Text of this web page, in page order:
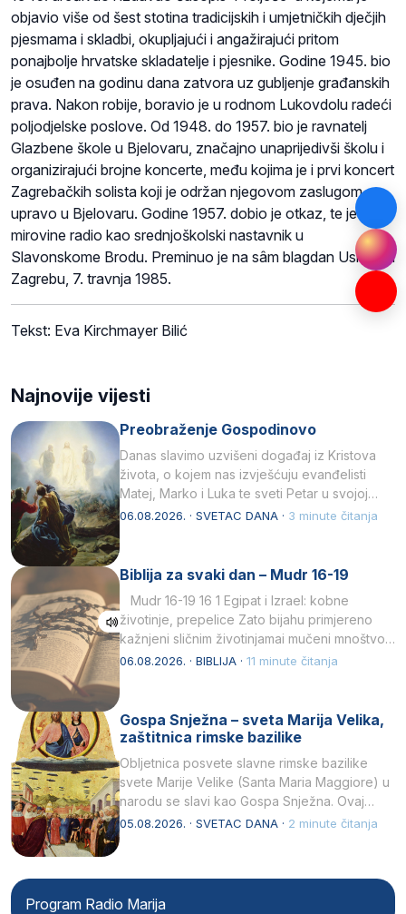
objavio više od šest stotina tradicijskih i umjetničkih dječjih
pjesmama i skladbi, okupljajući i angažirajući pritom
ponajbolje hrvatske skladatelje i pjesnike. Godine 1945. bio
je osuđen na godinu dana zatvora uz gubljenje građanskih
prava. Nakon robije, boravio je u rodnom Lukovdolu radeći
poljodjelske poslove. Od 1948. do 1957. bio je ravnatelj
Glazbene škole u Bjelovaru, značajno unaprijedivši školu i
organizirajući brojne koncerte, među kojima je i prvi koncert
Zagrebačkih solista koji je održan njegovom zaslugom,
upravo u Bjelovaru. Godine 1957. dobio je otkaz, te je do
mirovine radio kao srednjoškolski nastavnik u
Slavonskome Brodu. Preminuo je na sâm blagdan Uskrsa u
Zagrebu, 7. travnja 1985.
Tekst: Eva Kirchmayer Bilić
Najnovije vijesti
Preobraženje Gospodinovo
Danas slavimo uzvišeni događaj iz Kristova
života, o kojem nas izvješćuju evanđelisti
Matej, Marko i Luka te sveti Petar u svojoj
drugoj…
06.08.2026. · SVETAC DANA · 3 minute čitanja
Biblija za svaki dan – Mudr 16-19
Mudr 16-19 16 1 Egipat i Izrael: kobne
životinje, prepelice Zato bijahu primjereno
kažnjeni sličnim životinjamai mučeni mnoštvom
kukaca.2 A narod…
06.08.2026. · BIBLIJA · 11 minute čitanja
Gospa Snježna – sveta Marija Velika,
zaštitnica rimske bazilike
Obljetnica posvete slavne rimske bazilike
svete Marije Velike (Santa Maria Maggiore) u
narodu se slavi kao Gospa Snježna. Ovaj
naziv, Sancta Maria…
05.08.2026. · SVETAC DANA · 2 minute čitanja
Program Radio Marija